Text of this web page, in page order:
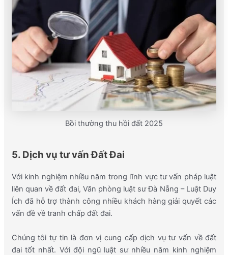
Bồi thường thu hồi đất 2025
5. Dịch vụ tư vấn Đất Đai
Với kinh nghiệm nhiều năm trong lĩnh vực tư vấn pháp luật
liên quan về đất đai, Văn phòng luật sư Đà Nẵng – Luật Duy
Ích đã hỗ trợ thành công nhiều khách hàng giải quyết các
vấn đề về tranh chấp đất đai.
Chúng tôi tự tin là đơn vị cung cấp dịch vụ tư vấn về đất
đai tốt nhất. Với đội ngũ luật sư nhiều năm kinh nghiệm